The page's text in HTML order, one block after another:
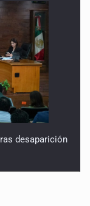
desaparición